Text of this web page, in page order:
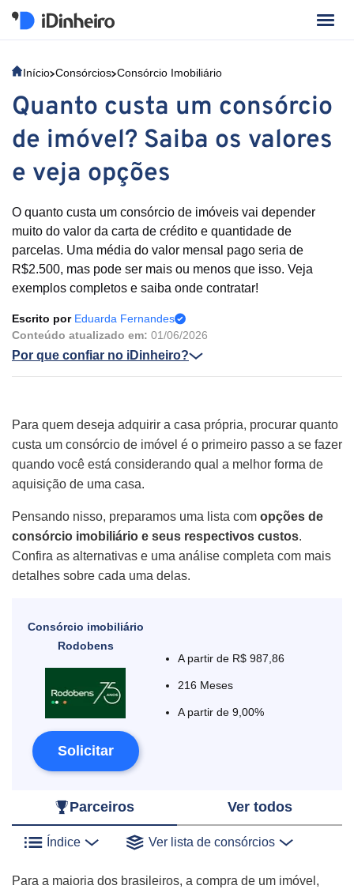
Início Consórcios Consórcio Imobiliário
Quanto custa um consórcio
de imóvel? Saiba os valores
e veja opções
O quanto custa um consórcio de imóveis vai depender
muito do valor da carta de crédito e quantidade de
parcelas. Uma média do valor mensal pago seria de
R$2.500, mas pode ser mais ou menos que isso. Veja
exemplos completos e saiba onde contratar!
Escrito por Eduarda Fernandes
Conteúdo atualizado em: 01/06/2026
Por que confiar no iDinheiro?
Para quem deseja adquirir a casa própria, procurar quanto
custa um consórcio de imóvel é o primeiro passo a se fazer
quando você está considerando qual a melhor forma de
aquisição de uma casa.
Pensando nisso, preparamos uma lista com opções de
consórcio imobiliário e seus respectivos custos.
Confira as alternativas e uma análise completa com mais
detalhes sobre cada uma delas.
Consórcio imobiliário
Rodobens
Solicitar
A partir de R$ 987,86
216 Meses
A partir de 9,00%
Parceiros Ver todos
Índice Ver lista de consórcios
Para a maioria dos brasileiros, a compra de um imóvel,